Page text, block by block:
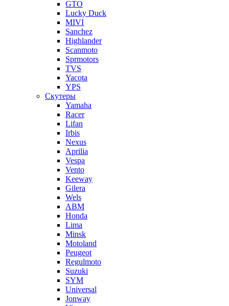
GTO
Lucky Duck
MIVI
Sanchez
Highlander
Scanmoto
Sprmotors
TVS
Yacota
YPS
Скутеры
Yamaha
Racer
Lifan
Irbis
Nexus
Aprilia
Vespa
Vento
Keeway
Gilera
Wels
ABM
Honda
Lima
Minsk
Motoland
Peugeot
Regulmoto
Suzuki
SYM
Universal
Jonway